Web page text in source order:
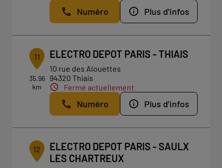
Numéro Plus d'infos
11
35.96
km
ELECTRO DEPOT PARIS - THIAIS
10 rue des Alouettes
94320 Thiais
Fermé actuellement
Numéro Plus d'infos
12
ELECTRO DEPOT PARIS - SAULX
LES CHARTREUX